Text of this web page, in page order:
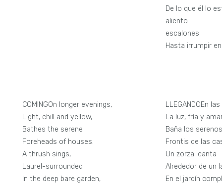
De lo que él lo
escalones
Hasta irrumpir
COMINGOn longer evenings,
Light, chill and yellow,
Bathes the serene
Foreheads of houses.
A thrush sings,
Laurel-surrounded
In the deep bare garden,
LLEGANDOEn
La luz, fría y
Baña los
Frontis de las
Un zorzal canta
Alrededor de un
En el jardín